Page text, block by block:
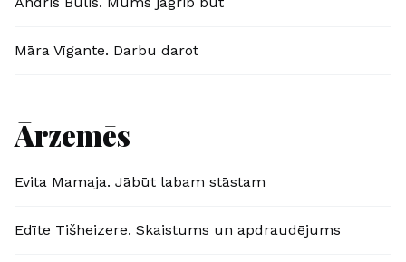
Māra Vīgante. Darbu darot
Ārzemēs
Evita Mamaja. Jābūt labam stāstam
Edīte Tišheizere. Skaistums un apdraudējums